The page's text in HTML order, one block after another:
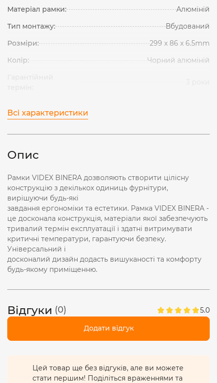
Матеріал рамки:
Алюміній
Тип монтажу:
Вбудований
Розміри:
299 х 86 х 6.5mm
Колір:
Чорний алюміній
Всі характеристики
Опис
Рамки VIDEX BINERA дозволяють створити цілісну
конструкцію з декількох одиниць фурнітури,
вирішуючи будь-які
завдання ергономіки та естетики. Рамка VIDEX BINERA -
це досконала конструкція, матеріали якої забезпечують
тривалий термін експлуатації і здатні витримувати
критичні температури, гарантуючи безпеку.
Універсальний і
досконалий дизайн додасть вишуканості та комфорту
будь-якому приміщенню.
Відгуки (0) 5.0
Додати відгук
Цей товар ще без відгуків, але ви можете
стати першим! Поділіться враженнями та